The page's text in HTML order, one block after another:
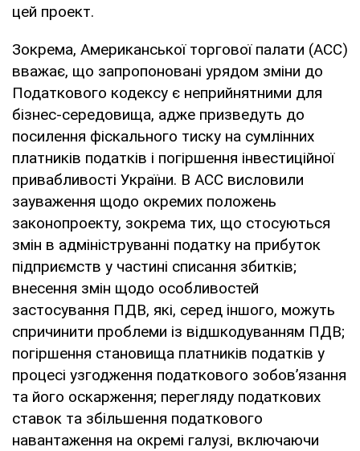
цей проект.
Зокрема, Американської торгової палати (АСС)
вважає, що запропоновані урядом зміни до
Податкового кодексу є неприйнятними для
бізнес-середовища, адже призведуть до
посилення фіскального тиску на сумлінних
платників податків і погіршення інвестиційної
привабливості України. В АСС висловили
зауваження щодо окремих положень
законопроекту, зокрема тих, що стосуються
змін в адмініструванні податку на прибуток
підприємств у частині списання збитків;
внесення змін щодо особливостей
застосування ПДВ, які, серед іншого, можуть
спричинити проблеми із відшкодуванням ПДВ;
погіршення становища платників податків у
процесі узгодження податкового зобов’язання
та його оскарження; перегляду податкових
ставок та збільшення податкового
навантаження на окремі галузі, включаючи